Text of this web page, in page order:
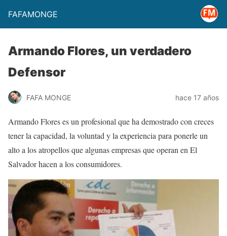
FAFAMONGE
Armando Flores, un verdadero
Defensor
FAFA MONGE hace 17 años
Armando Flores es un profesional que ha demostrado con creces
tener la capacidad, la voluntad y la experiencia para ponerle un
alto a los atropellos que algunas empresas que operan en El
Salvador hacen a los consumidores.